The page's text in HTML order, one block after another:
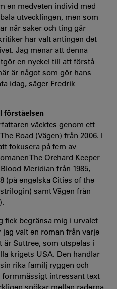
en medveten individ med
utvecklingen, men som
när saker och ting går
har valt antingen det
Jag menar att denna
en nyckel till att förstå
är något som gör hans
idag, säger Fredrik
förståelsen
väcktes genom ett
Road (Vägen) från 2006. I
fokusera på fem av
The Orchard Keeper
Meridian från 1985,
(på engelska Cities of the
samt Vägen från
fick begränsa mig i urvalet
valt en roman från varje
är Suttree, som utspelas i
krigets USA. Den handlar
rika familj ryggen och
formmässigt intressant text
spökar mellan raderna.